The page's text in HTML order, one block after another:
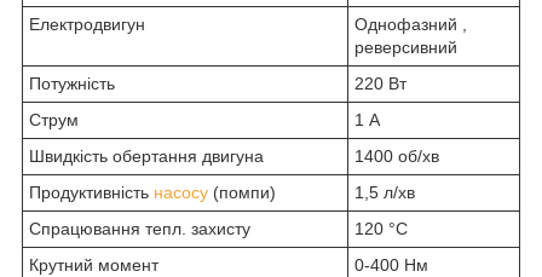
Електродвигун
Однофазний ,
реверсивний
Потужність
220 Вт
Струм
1 А
Швидкість обертання двигуна
1400 об/хв
Продуктивність насосу (помпи)
1,5 л/хв
Спрацювання тепл. захисту
120 °С
Крутний момент
0-400 Нм